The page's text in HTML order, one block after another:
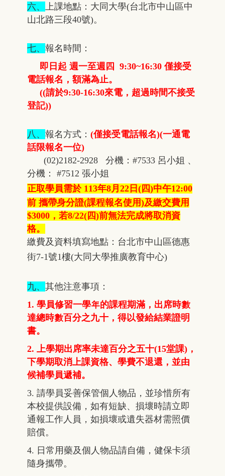
六、 上課地點：大同大學(台北市中山區中
山北路三段40號)。
七、 報名時間：
即日起 週一至週四 9:30~16:30 僅接受
電話報名，額滿為止。
((請於9:30-16:30來電，超過時間不接受
登記))
八、 報名方式： (僅接受電話報名)(一通電
話限報名一位)
(02)2182-2928 分機：#7533 呂小姐 、
分機： #7512 張小姐
正取學員需於 113年8月22日(四)中午12:00
前 攜帶身分證(課程報名使用)及繳交費用
$3000，若8/22(四)前無法完成將取消資
格。
繳費及資料填寫地點：台北市中山區德惠
街7-1號1樓(大同大學推廣教育中心)
九、 其他注意事項：
1. 學員修習一學年的課程期滿，出席時數
達總時數百分之九十，得以發給結業證明
書。
2. 上學期出席率未達百分之五十(15堂課)，
下學期取消上課資格、學費不退還，並由
候補學員遞補。
3. 請學員妥善保管個人物品，並珍惜所有
本校提供設備，如有短缺、損壞時請立即
通報工作人員，如損壞或遺失器材需照價
賠償。
4. 日常用藥及個人物品請自備，健保卡須
隨身攜帶。